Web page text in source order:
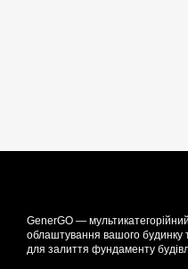
GenerGO —
облаштування вашого будинку
для залиття фундаменту